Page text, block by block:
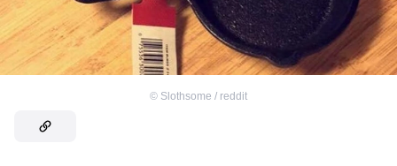
© Slothsome / reddit